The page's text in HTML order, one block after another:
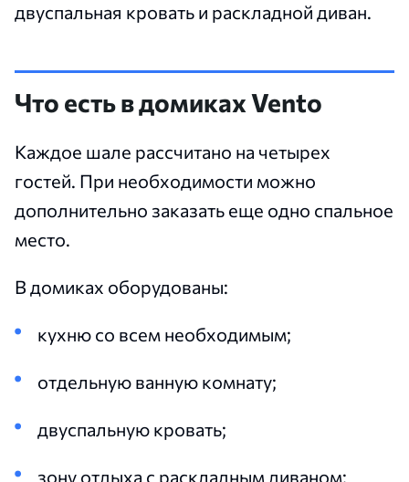
двуспальная кровать и раскладной диван.
Что есть в домиках Vento
Каждое шале рассчитано на четырех
гостей. При необходимости можно
дополнительно заказать еще одно спальное
место.
В домиках оборудованы:
кухню со всем необходимым;
отдельную ванную комнату;
двуспальную кровать;
зону отдыха с раскладным диваном;